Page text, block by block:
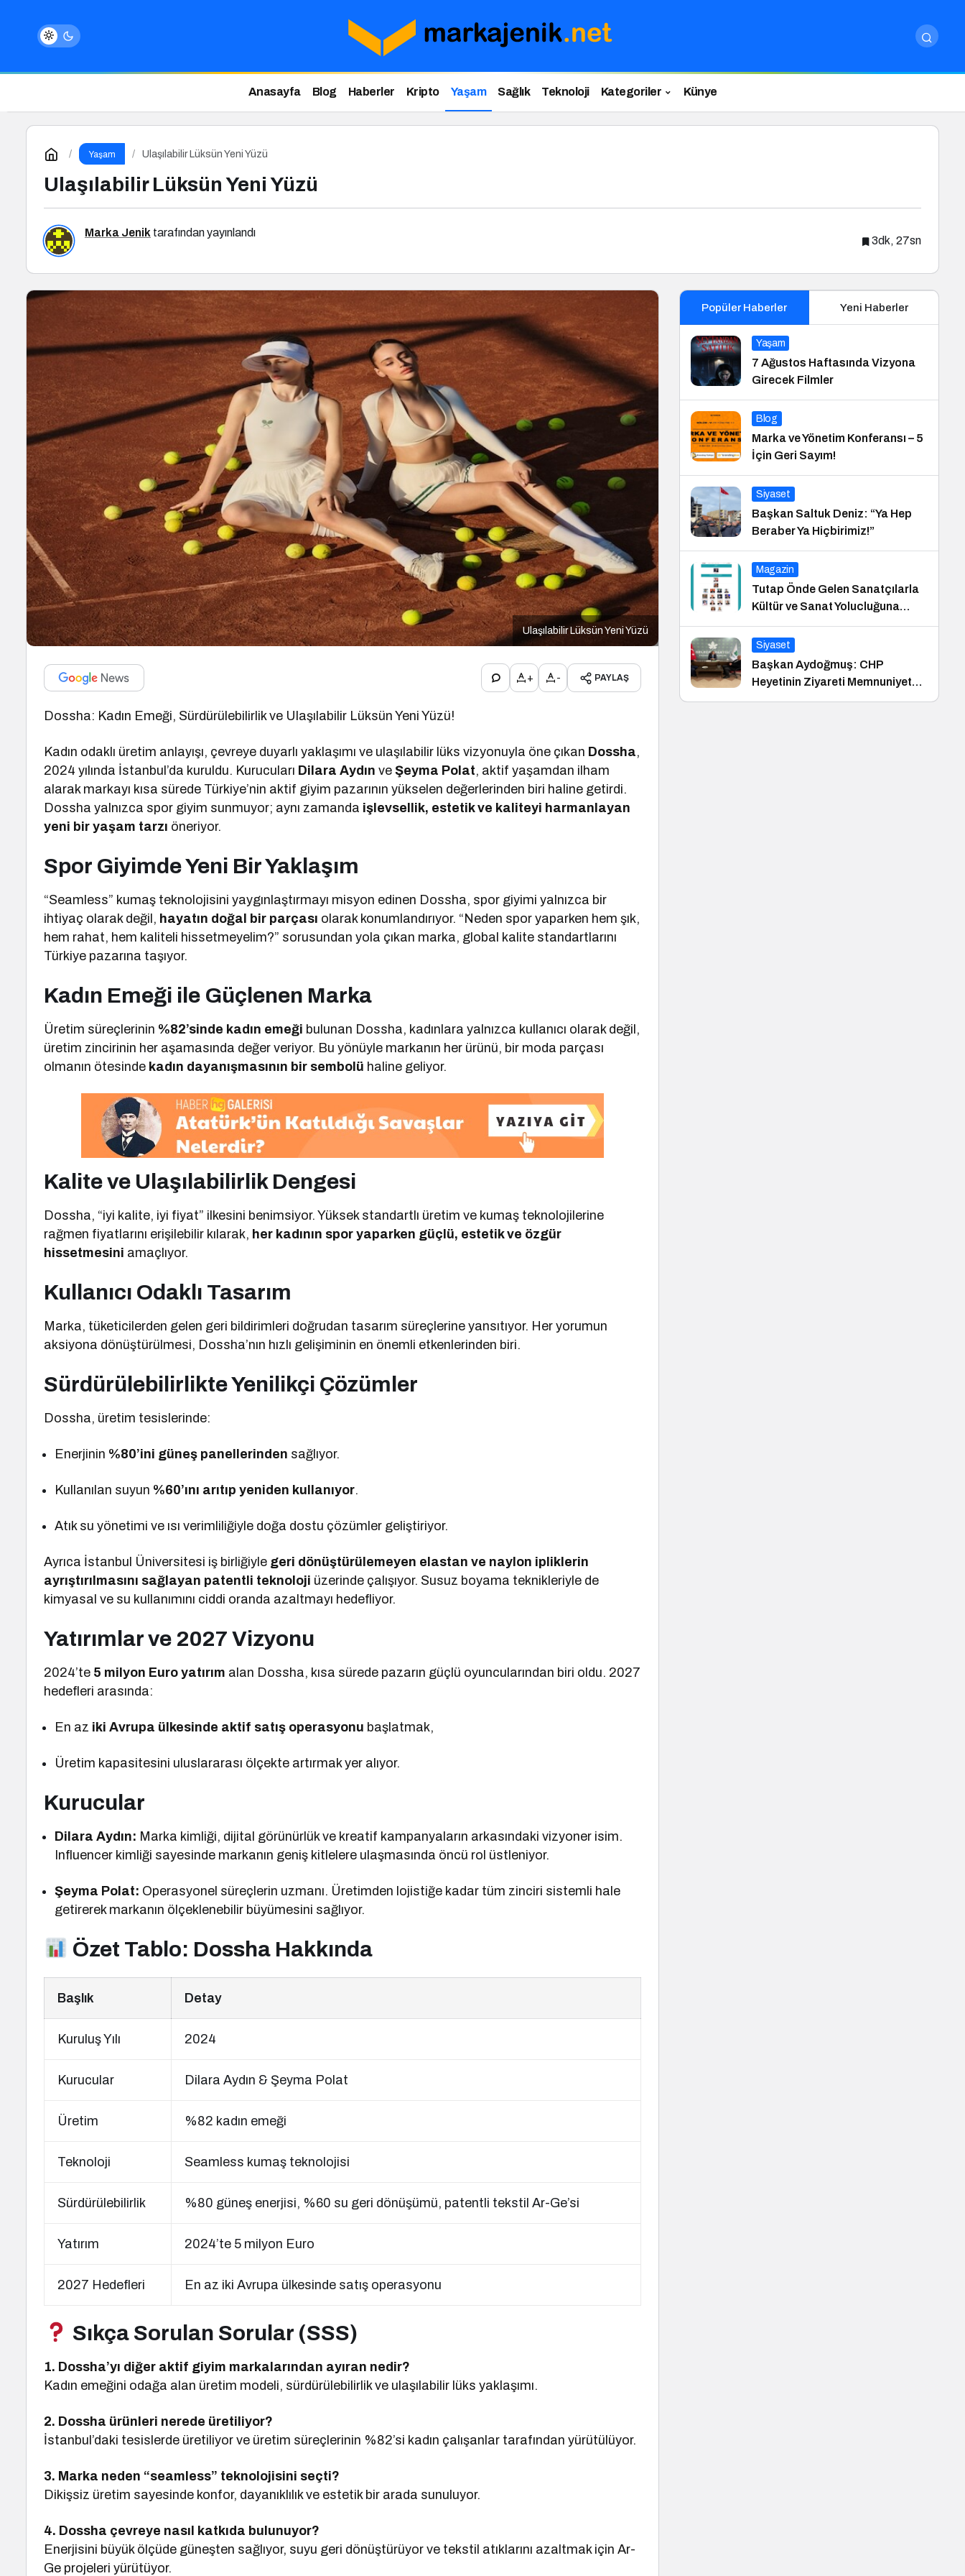
Anasayfa Blog Haberler Kripto Yaşam Sağlık Teknoloji Kategoriler Künye
Yaşam Ulaşılabilir Lüksün Yeni Yüzü
Ulaşılabilir Lüksün Yeni Yüzü
Marka Jenik tarafından yayınlandı
3dk, 27sn
Ulaşılabilir Lüksün Yeni Yüzü
+ - PAYLAŞ
Dossha: Kadın Emeği, Sürdürülebilirlik ve Ulaşılabilir Lüksün Yeni Yüzü!
Kadın odaklı üretim anlayışı, çevreye duyarlı yaklaşımı ve ulaşılabilir lüks vizyonuyla öne çıkan Dossha,
2024 yılında İstanbul’da kuruldu. Kurucuları Dilara Aydın veŞeyma Polat, aktif yaşamdan ilham
alarak markayı kısa sürede Türkiye’nin aktif giyim pazarının yükselen değerlerinden biri haline getirdi.
Dossha yalnızca spor giyim sunmuyor; aynı zamanda işlevsellik, estetik ve kaliteyi harmanlayan
yeni bir yaşam tarzı öneriyor.
Spor Giyimde Yeni Bir Yaklaşım
“Seamless” kumaş teknolojisini yaygınlaştırmayı misyon edinen Dossha, spor giyimi yalnızca bir
ihtiyaç olarak değil, hayatın doğal bir parçası olarak konumlandırıyor. “Neden spor yaparken hem şık,
hem rahat, hem kaliteli hissetmeyelim?” sorusundan yola çıkan marka, global kalite standartlarını
Türkiye pazarına taşıyor.
Kadın Emeği ile Güçlenen Marka
Üretim süreçlerinin %82’sinde kadın emeği bulunan Dossha, kadınlara yalnızca kullanıcı olarak değil,
üretim zincirinin her aşamasında değer veriyor. Bu yönüyle markanın her ürünü, bir moda parçası
olmanın ötesinde kadın dayanışmasının bir sembolü haline geliyor.
Kalite ve Ulaşılabilirlik Dengesi
Dossha, “iyi kalite, iyi fiyat” ilkesini benimsiyor. Yüksek standartlı üretim ve kumaş teknolojilerine
rağmen fiyatlarını erişilebilir kılarak, her kadının spor yaparken güçlü, estetik ve özgür
hissetmesini amaçlıyor.
Kullanıcı Odaklı Tasarım
Marka, tüketicilerden gelen geri bildirimleri doğrudan tasarım süreçlerine yansıtıyor. Her yorumun
aksiyona dönüştürülmesi, Dossha’nın hızlı gelişiminin en önemli etkenlerinden biri.
Sürdürülebilirlikte Yenilikçi Çözümler
Dossha, üretim tesislerinde:
Enerjinin %80’ini güneş panellerinden sağlıyor.
Kullanılan suyun %60’ını arıtıp yeniden kullanıyor.
Atık su yönetimi ve ısı verimliliğiyle doğa dostu çözümler geliştiriyor.
Ayrıca İstanbul Üniversitesi iş birliğiyle geri dönüştürülemeyen elastan ve naylon ipliklerin
ayrıştırılmasını sağlayan patentli teknoloji üzerinde çalışıyor. Susuz boyama teknikleriyle de
kimyasal ve su kullanımını ciddi oranda azaltmayı hedefliyor.
Yatırımlar ve 2027 Vizyonu
2024’te 5 milyon Euro yatırım alan Dossha, kısa sürede pazarın güçlü oyuncularından biri oldu. 2027
hedefleri arasında:
En az iki Avrupa ülkesinde aktif satış operasyonu başlatmak,
Üretim kapasitesini uluslararası ölçekte artırmak yer alıyor.
Kurucular
Dilara Aydın: Marka kimliği, dijital görünürlük ve kreatif kampanyaların arkasındaki vizyoner isim.
Influencer kimliği sayesinde markanın geniş kitlelere ulaşmasında öncü rol üstleniyor.
Şeyma Polat: Operasyonel süreçlerin uzmanı. Üretimden lojistiğe kadar tüm zinciri sistemli hale
getirerek markanın ölçeklenebilir büyümesini sağlıyor.
Özet Tablo: Dossha Hakkında
Başlık Detay
Kuruluş Yılı 2024
Kurucular Dilara Aydın & Şeyma Polat
Üretim %82 kadın emeği
Teknoloji Seamless kumaş teknolojisi
Sürdürülebilirlik %80 güneş enerjisi, %60 su geri dönüşümü, patentli tekstil Ar-Ge’si
Yatırım 2024’te 5 milyon Euro
2027 Hedefleri En az iki Avrupa ülkesinde satış operasyonu
Sıkça Sorulan Sorular (SSS)
1. Dossha’yı diğer aktif giyim markalarından ayıran nedir?
Kadın emeğini odağa alan üretim modeli, sürdürülebilirlik ve ulaşılabilir lüks yaklaşımı.
2. Dossha ürünleri nerede üretiliyor?
İstanbul’daki tesislerde üretiliyor ve üretim süreçlerinin %82’si kadın çalışanlar tarafından yürütülüyor.
3. Marka neden “seamless” teknolojisini seçti?
Dikişsiz üretim sayesinde konfor, dayanıklılık ve estetik bir arada sunuluyor.
4. Dossha çevreye nasıl katkıda bulunuyor?
Enerjisini büyük ölçüde güneşten sağlıyor, suyu geri dönüştürüyor ve tekstil atıklarını azaltmak için Ar-
Ge projeleri yürütüyor.
Popüler Haberler Yeni Haberler
Yaşam
7 Ağustos Haftasında Vizyona
Girecek Filmler
Blog
Marka ve Yönetim Konferansı – 5
İçin Geri Sayım!
Siyaset
Başkan Saltuk Deniz: “Ya Hep
Beraber Ya Hiçbirimiz!”
Magazin
Tutap Önde Gelen Sanatçılarla
Kültür ve Sanat Yolucluğuna
Devam Ediyor
Siyaset
Başkan Aydoğmuş: CHP
Heyetinin Ziyareti Memnuniyet
Verici